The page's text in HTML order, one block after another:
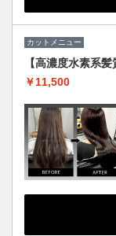
カットメニュー
【高濃度水素系
￥11,500